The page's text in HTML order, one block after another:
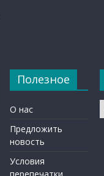
Полезное
О нас
Предложить
новость
Условия